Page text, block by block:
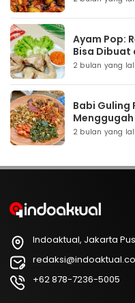
Ayam Pop:
Bisa Dibuat
2 bulan yang
Babi Guling
Menggugah
2 bulan yang
Indoaktual, Jakarta
+62 878-7236-5005